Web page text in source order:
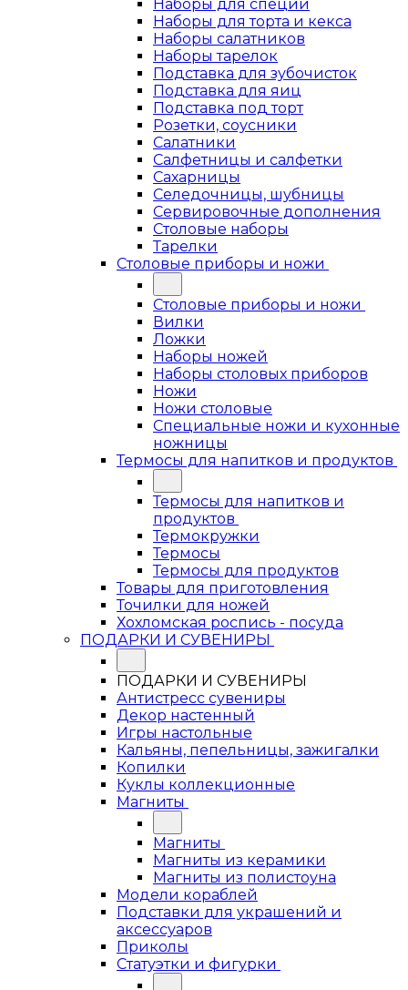
Наборы для специй
Наборы для торта и кекса
Наборы салатников
Наборы тарелок
Подставка для зубочисток
Подставка для яиц
Подставка под торт
Розетки, соусники
Салатники
Салфетницы и салфетки
Сахарницы
Селедочницы, шубницы
Сервировочные дополнения
Столовые наборы
Тарелки
Столовые приборы и ножи
Столовые приборы и ножи
Вилки
Ложки
Наборы ножей
Наборы столовых приборов
Ножи
Ножи столовые
Специальные ножи и кухонные
ножницы
Термосы для напитков и продуктов
Термосы для напитков и
продуктов
Термокружки
Термосы
Термосы для продуктов
Товары для приготовления
Точилки для ножей
Хохломская роспись - посуда
ПОДАРКИ И СУВЕНИРЫ
ПОДАРКИ И СУВЕНИРЫ
Антистресс сувениры
Декор настенный
Игры настольные
Кальяны, пепельницы, зажигалки
Копилки
Куклы коллекционные
Магниты
Магниты
Магниты из керамики
Магниты из полистоуна
Модели кораблей
Подставки для украшений и
аксессуаров
Приколы
Статуэтки и фигурки